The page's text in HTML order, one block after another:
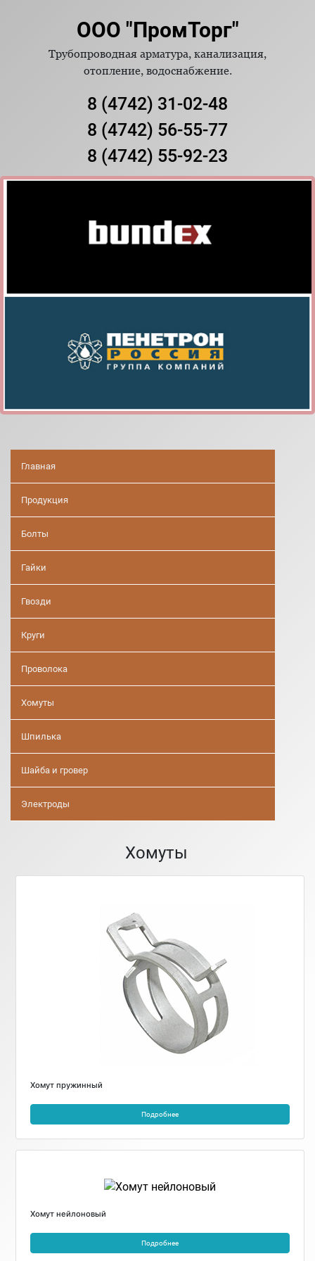
ООО "ПромТорг"
Трубопроводная арматура, канализация,
отопление, водоснабжение.
8 (4742) 31-02-48
8 (4742) 56-55-77
8 (4742) 55-92-23
Главная
Продукция
Болты
Гайки
Гвозди
Круги
Проволока
Хомуты
Шпилька
Шайба и гровер
Электроды
Хомуты
Хомут пружинный
Подробнее
Хомут нейлоновый
Подробнее